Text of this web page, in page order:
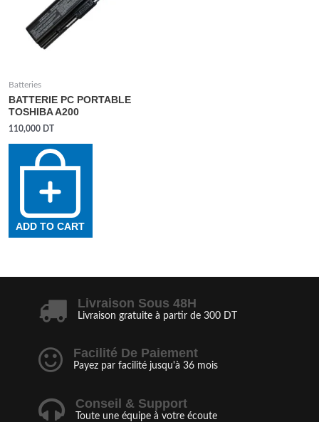
Batteries
BATTERIE PC PORTABLE
TOSHIBA A200
110,000 DT
ADD TO CART
Livraison Sous 48H
Livraison gratuite à partir de 300 DT
Facilité De Paiement
Payez par facilité jusqu'à 36 mois
Conseil & Support
Toute une équipe à votre écoute